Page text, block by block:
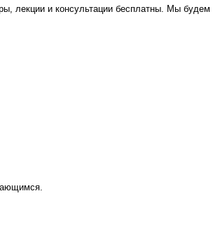
лекции и консультации бесплатны. Мы